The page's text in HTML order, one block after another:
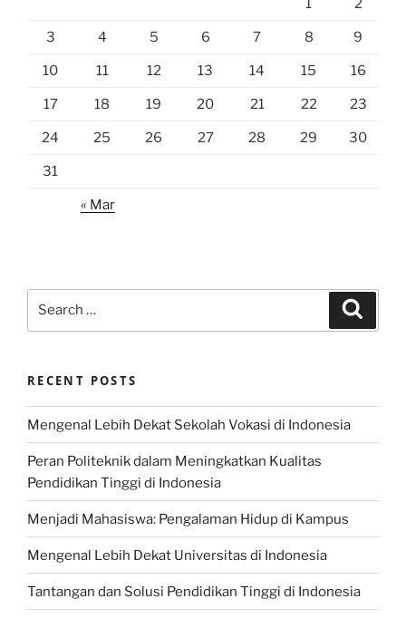
1 2
3 4 5 6 7 8 9
10 11 12 13 14 15 16
17 18 19 20 21 22 23
24 25 26 27 28 29 30
31
« Mar
RECENT POSTS
Mengenal Lebih Dekat Sekolah Vokasi di Indonesia
Peran Politeknik dalam Meningkatkan Kualitas
Pendidikan Tinggi di Indonesia
Menjadi Mahasiswa: Pengalaman Hidup di Kampus
Mengenal Lebih Dekat Universitas di Indonesia
Tantangan dan Solusi Pendidikan Tinggi di Indonesia